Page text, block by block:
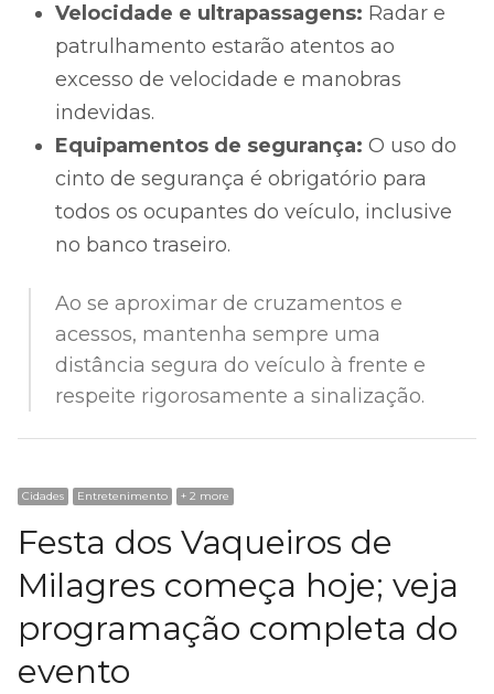
Velocidade e ultrapassagens: Radar e
patrulhamento estarão atentos ao
excesso de velocidade e manobras
indevidas.
Equipamentos de segurança: O uso do
cinto de segurança é obrigatório para
todos os ocupantes do veículo, inclusive
no banco traseiro.
Ao se aproximar de cruzamentos e
acessos, mantenha sempre uma
distância segura do veículo à frente e
respeite rigorosamente a sinalização.
Cidades Entretenimento + 2 more
Festa dos Vaqueiros de
Milagres começa hoje; veja
programação completa do
evento